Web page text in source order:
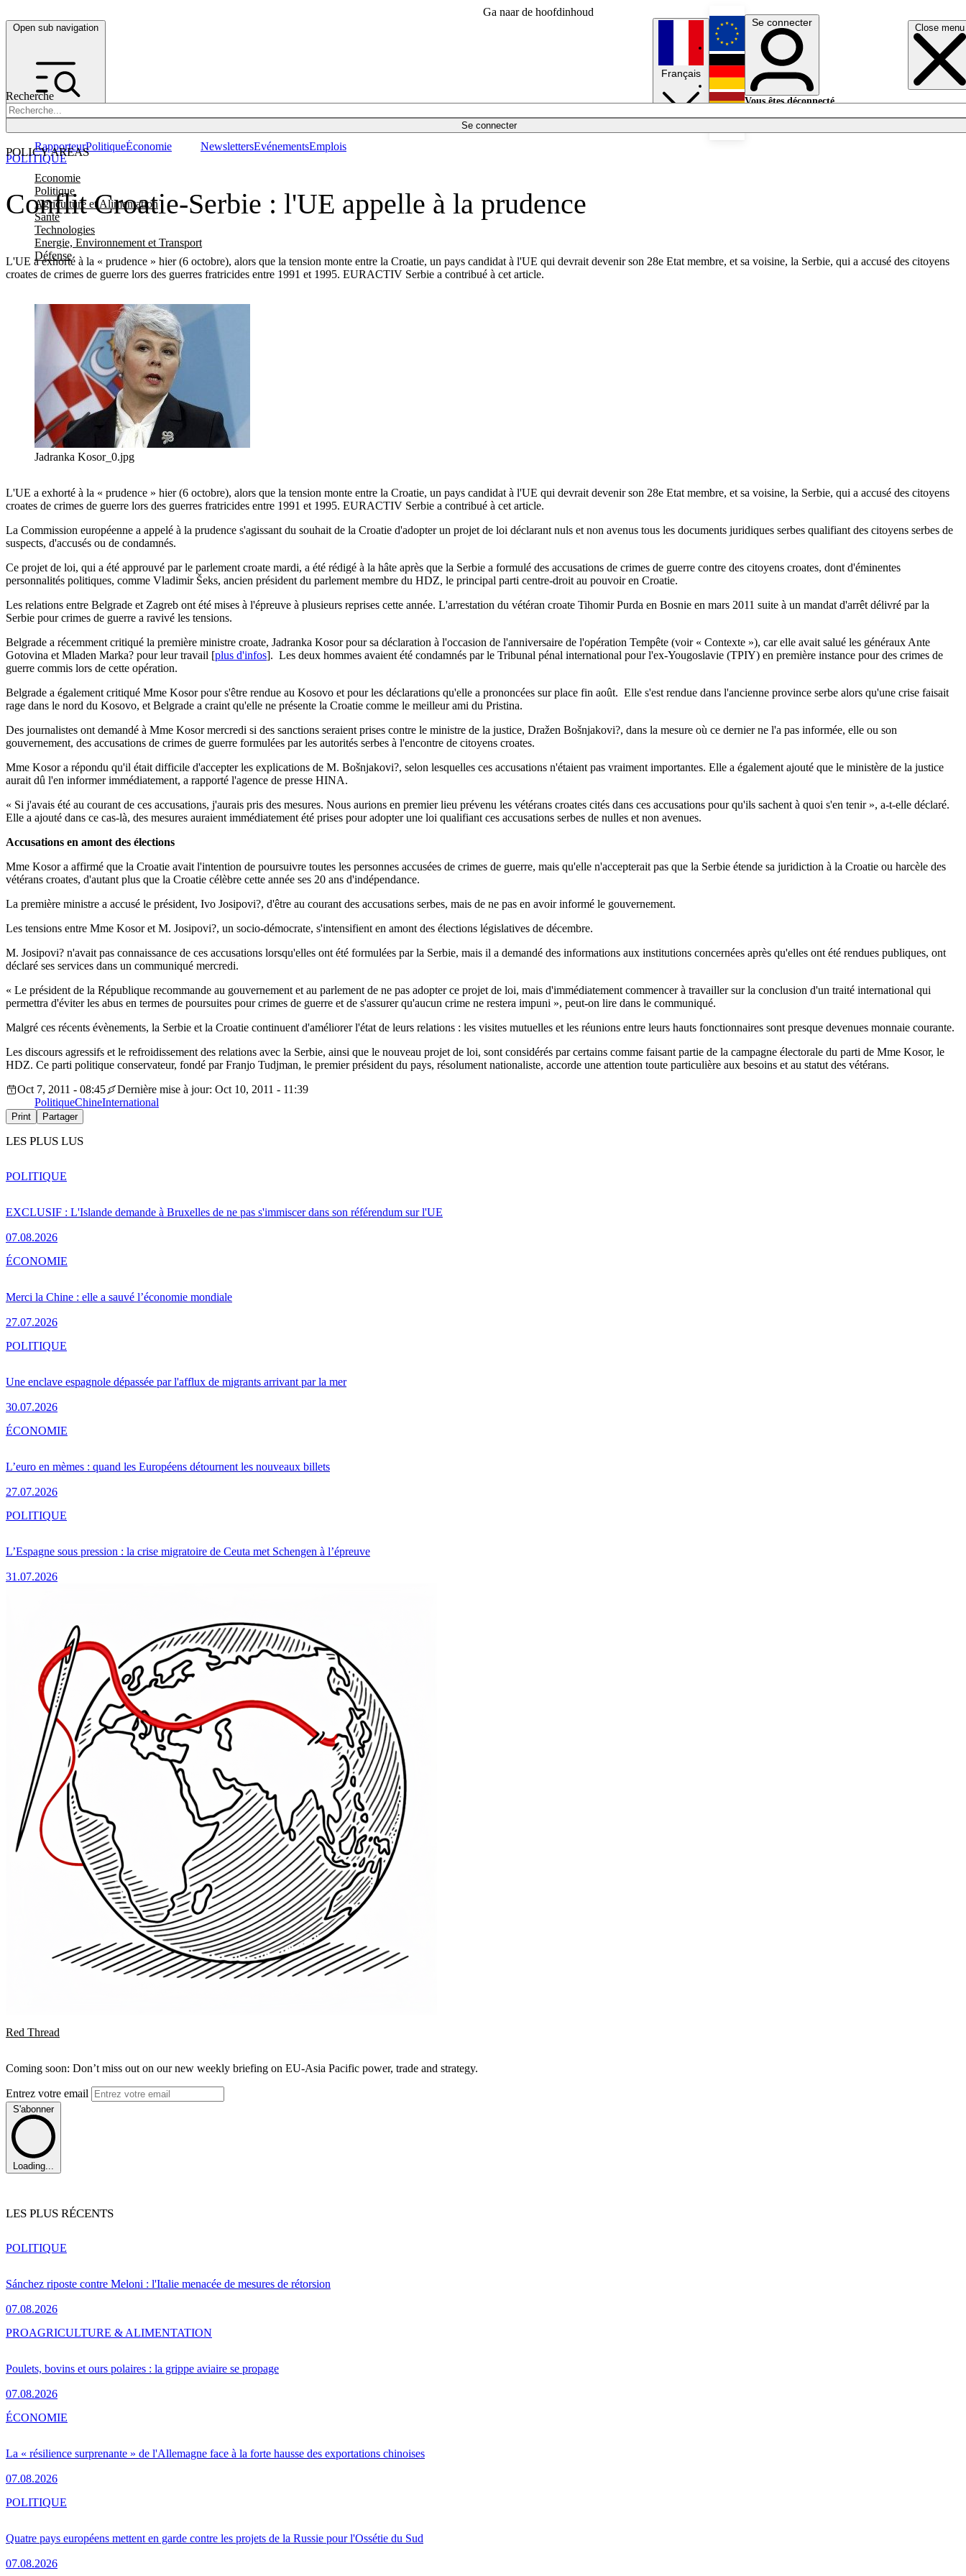
Ga naar de hoofdinhoud
Open sub navigation Close menu
Recherche
Se connecter
POLICY AREAS
Economie
Politique
Agriculture et Alimentation
Santé
Technologies
Energie, Environnement et Transport
Défense
RapporteurPolitiqueÉconomie NewslettersEvénementsEmplois
Français
English
Deutsch
Se connecter
Vous êtes déconnecté.
Conflit Croatie-Serbie : l'UE appelle à la prudence
L'UE a exhorté à la « prudence » hier (6 octobre), alors que la tension monte entre la Croatie, un pays candidat à l'UE qui devrait devenir son 28e Etat membre, et sa voisine, la Serbie, qui a accusé des citoyens
croates de crimes de guerre lors des guerres fratricides entre 1991 et 1995. EURACTIV Serbie a contribué à cet article.
POLITIQUE
Jadranka Kosor_0.jpg
L'UE a exhorté à la « prudence » hier (6 octobre), alors que la tension monte entre la Croatie, un pays candidat à l'UE qui devrait devenir son 28e Etat membre, et sa voisine, la Serbie, qui a accusé des citoyens
croates de crimes de guerre lors des guerres fratricides entre 1991 et 1995. EURACTIV Serbie a contribué à cet article.
La Commission européenne a appelé à la prudence s'agissant du souhait de la Croatie d'adopter un projet de loi déclarant nuls et non avenus tous les documents juridiques serbes qualifiant des citoyens serbes de
suspects, d'accusés ou de condamnés.
Ce projet de loi, qui a été approuvé par le parlement croate mardi, a été rédigé à la hâte après que la Serbie a formulé des accusations de crimes de guerre contre des citoyens croates, dont d'éminentes
personnalités politiques, comme Vladimir Šeks, ancien président du parlement membre du HDZ, le principal parti centre-droit au pouvoir en Croatie.
Les relations entre Belgrade et Zagreb ont été mises à l'épreuve à plusieurs reprises cette année. L'arrestation du vétéran croate Tihomir Purda en Bosnie en mars 2011 suite à un mandat d'arrêt délivré par la
Serbie pour crimes de guerre a ravivé les tensions.
Belgrade a récemment critiqué la première ministre croate, Jadranka Kosor pour sa déclaration à l'occasion de l'anniversaire de l'opération Tempête (voir « Contexte »), car elle avait salué les généraux Ante
Gotovina et Mladen Marka? pour leur travail [plus d'infos]. Les deux hommes avaient été condamnés par le Tribunal pénal international pour l'ex-Yougoslavie (TPIY) en première instance pour des crimes de
guerre commis lors de cette opération.
Belgrade a également critiqué Mme Kosor pour s'être rendue au Kosovo et pour les déclarations qu'elle a prononcées sur place fin août. Elle s'est rendue dans l'ancienne province serbe alors qu'une crise faisait
rage dans le nord du Kosovo, et Belgrade a craint qu'elle ne présente la Croatie comme le meilleur ami du Pristina.
Des journalistes ont demandé à Mme Kosor mercredi si des sanctions seraient prises contre le ministre de la justice, Dražen Bošnjakovi?, dans la mesure où ce dernier ne l'a pas informée, elle ou son
gouvernement, des accusations de crimes de guerre formulées par les autorités serbes à l'encontre de citoyens croates.
Mme Kosor a répondu qu'il était difficile d'accepter les explications de M. Bošnjakovi?, selon lesquelles ces accusations n'étaient pas vraiment importantes. Elle a également ajouté que le ministère de la justice
aurait dû l'en informer immédiatement, a rapporté l'agence de presse HINA.
« Si j'avais été au courant de ces accusations, j'aurais pris des mesures. Nous aurions en premier lieu prévenu les vétérans croates cités dans ces accusations pour qu'ils sachent à quoi s'en tenir », a-t-elle déclaré.
Elle a ajouté dans ce cas-là, des mesures auraient immédiatement été prises pour adopter une loi qualifiant ces accusations serbes de nulles et non avenues.
Accusations en amont des élections
Mme Kosor a affirmé que la Croatie avait l'intention de poursuivre toutes les personnes accusées de crimes de guerre, mais qu'elle n'accepterait pas que la Serbie étende sa juridiction à la Croatie ou harcèle des
vétérans croates, d'autant plus que la Croatie célèbre cette année ses 20 ans d'indépendance.
La première ministre a accusé le président, Ivo Josipovi?, d'être au courant des accusations serbes, mais de ne pas en avoir informé le gouvernement.
Les tensions entre Mme Kosor et M. Josipovi?, un socio-démocrate, s'intensifient en amont des élections législatives de décembre.
M. Josipovi? n'avait pas connaissance de ces accusations lorsqu'elles ont été formulées par la Serbie, mais il a demandé des informations aux institutions concernées après qu'elles ont été rendues publiques, ont
déclaré ses services dans un communiqué mercredi.
« Le président de la République recommande au gouvernement et au parlement de ne pas adopter ce projet de loi, mais d'immédiatement commencer à travailler sur la conclusion d'un traité international qui
permettra d'éviter les abus en termes de poursuites pour crimes de guerre et de s'assurer qu'aucun crime ne restera impuni », peut-on lire dans le communiqué.
Malgré ces récents évènements, la Serbie et la Croatie continuent d'améliorer l'état de leurs relations : les visites mutuelles et les réunions entre leurs hauts fonctionnaires sont presque devenues monnaie courante.
Les discours agressifs et le refroidissement des relations avec la Serbie, ainsi que le nouveau projet de loi, sont considérés par certains comme faisant partie de la campagne électorale du parti de Mme Kosor, le
HDZ. Ce parti politique conservateur, fondé par Franjo Tudjman, le premier président du pays, résolument nationaliste, accorde une attention toute particulière aux besoins et au statut des vétérans.
Oct 7, 2011 - 08:45
Dernière mise à jour: Oct 10, 2011 - 11:39
PolitiqueChineInternational
Print Partager
LES PLUS LUS
EXCLUSIF : L'Islande demande à Bruxelles de ne pas s'immiscer dans son référendum sur l'UE
07.08.2026
POLITIQUE
Merci la Chine : elle a sauvé l’économie mondiale
27.07.2026
ÉCONOMIE
Une enclave espagnole dépassée par l'afflux de migrants arrivant par la mer
30.07.2026
POLITIQUE
L’euro en mèmes : quand les Européens détournent les nouveaux billets
27.07.2026
ÉCONOMIE
L’Espagne sous pression : la crise migratoire de Ceuta met Schengen à l’épreuve
31.07.2026
POLITIQUE
Red Thread
Coming soon: Don’t miss out on our new weekly briefing on EU-Asia Pacific power, trade and strategy.
Entrez votre email
S'abonner
Loading...
LES PLUS RÉCENTS
Sánchez riposte contre Meloni : l'Italie menacée de mesures de rétorsion
07.08.2026
POLITIQUE
Poulets, bovins et ours polaires : la grippe aviaire se propage
07.08.2026
PROAGRICULTURE & ALIMENTATION
La « résilience surprenante » de l'Allemagne face à la forte hausse des exportations chinoises
07.08.2026
ÉCONOMIE
Quatre pays européens mettent en garde contre les projets de la Russie pour l'Ossétie du Sud
07.08.2026
POLITIQUE